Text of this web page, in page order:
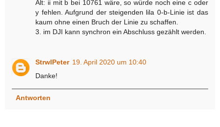
Alt: ii mit b bei 10761 wäre, so würde noch eine c oder
y fehlen. Aufgrund der steigenden lila 0-b-Linie ist das
kaum ohne einen Bruch der Linie zu schaffen.
3. im DJI kann synchron ein Abschluss gezählt werden.
StrwlPeter 19. April 2020 um 10:40
Danke!
Antworten